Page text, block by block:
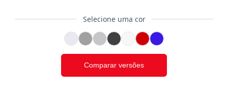
Selecione uma cor
Comparar versões